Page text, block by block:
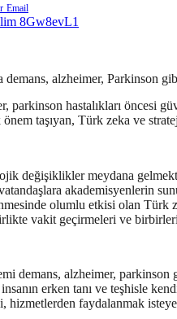
Email
alzheimer, Parkinson
parkinson hastalıkları öncesi
önem taşıyan, Türk zeka ve
değişiklikler meydana
akademisyenlerin
olumlu etkisi olan
vakit geçirmeleri ve
demans, alzheimer,
erken tanı ve teşhisle
faydalanmak